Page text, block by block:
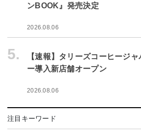
ンBOOK』発売決定
2026.08.06
5.
【速報】タリーズコーヒージ
ー導入新店舗オープン
2026.08.06
注目キーワード